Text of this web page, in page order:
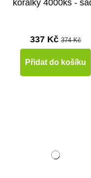
korálky 4000ks -
337 Kč 374 Kč
Přidat do košíku